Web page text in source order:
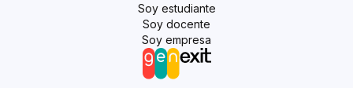
Soy estudiante
Soy docente
Soy empresa